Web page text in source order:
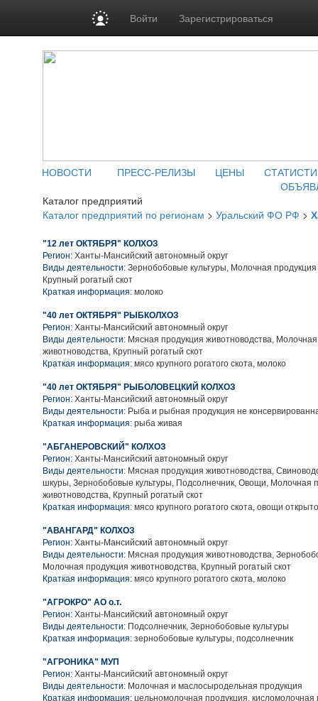
Войти Зарегистрироваться
НОВОСТИ ПРЕСС-РЕЛИЗЫ ЦЕНЫ
Каталог предприятий
Каталог предприятий по регионам > Уральский ФО РФ >
"12 лет ОКТЯБРЯ" КОЛХОЗ
Регион: Ханты-Мансийский автономный округ
Виды деятельности: Зернобобовые культуры, Молочная продукция
Крупный рогатый скот
Краткая информация: молоко
"40 лет ОКТЯБРЯ" РЫБКОЛХОЗ
Регион: Ханты-Мансийский автономный округ
Виды деятельности: Мясная продукция животноводства,
животноводства, Крупный рогатый скот
Краткая информация: мясо крупного рогатого скота, молоко
"40 лет ОКТЯБРЯ" РЫБОЛОВЕЦКИЙ КОЛХОЗ
Регион: Ханты-Мансийский автономный округ
Виды деятельности: Рыба и рыбная продукция не
Краткая информация: рыба живая
"АБГАНЕРОВСКИЙ" КОЛХОЗ
Регион: Ханты-Мансийский автономный округ
Виды деятельности: Мясная продукция животноводства,
шкуры, Зернобобовые культуры, Подсолнечник, Овощи, Молочная
животноводства, Крупный рогатый скот
Краткая информация: мясо крупного рогатого скота, овощи
"АВАНГАРД" КОЛХОЗ
Регион: Ханты-Мансийский автономный округ
Виды деятельности: Мясная продукция животноводства,
Молочная продукция животноводства, Крупный рогатый скот
Краткая информация: мясо крупного рогатого скота, молоко
"АГРОКРО" АО о.т.
Регион: Ханты-Мансийский автономный округ
Виды деятельности: Подсолнечник, Зернобобовые культуры
Краткая информация: зернобобовые культуры, подсолнечник
"АГРОНИКА" МУП
Регион: Ханты-Мансийский автономный округ
Виды деятельности: Молочная и маслосыродельная продукция
Краткая информация: цельномолочная продукция, кисломолочная